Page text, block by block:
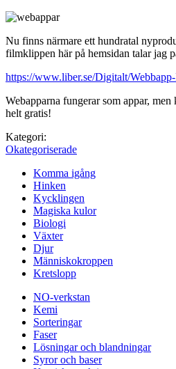
Nu finns närmare ett hundratal
filmklippen här på hemsidan talar jag
https://www.liber.se/Digitalt/
Webapparna fungerar som appar,
helt gratis!
Kategori:
Okategoriserade
Komma igång
Hinken
Kycklingen
Magiska kulor
Biologi
Växter
Djur
Människokroppen
Kretslopp
NO-verkstan
Kemi
Sorteringar
Faser
Lösningar och blandningar
Syror och baser